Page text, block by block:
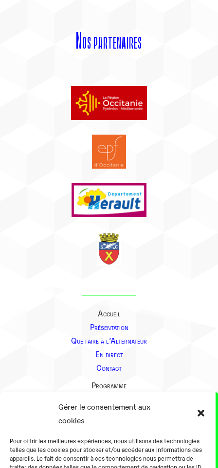
Gérer le consentement aux
cookies
Pour offrir les meilleures expériences, nous utilisons des technologies
telles que les cookies pour stocker et/ou accéder aux informations des
appareils. Le fait de consentir à ces technologies nous permettra de
Nos partenaires
Accueil
Présentation
Que faire à l’Alternateur
En direct
Contact
Programme
Présentation
En pratique
Tarifs et horaires